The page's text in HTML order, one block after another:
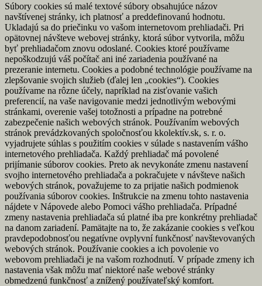
Súbory cookies sú malé textové súbory obsahujúce názov
navštívenej stránky, ich platnosť a preddefinovanú hodnotu.
Ukladajú sa do priečinku vo vašom internetovom prehliadači. Pri
opätovnej návšteve webovej stránky, ktorá súbor vytvorila, môžu
byť prehliadačom znovu odoslané. Cookies ktoré používame
nepoškodzujú váš počítač ani iné zariadenia používané na
prezeranie internetu. Cookies a podobné technológie používame na
zlepšovanie svojich služieb (ďalej len „cookies“). Cookies
používame na rôzne účely, napríklad na zisťovanie vašich
preferencií, na vaše navigovanie medzi jednotlivým webovými
stránkami, overenie vašej totožnosti a prípadne na potrebné
zabezpečenie našich webových stránok. Používaním webových
stránok prevádzkovaných spoločnosťou kkolektív.sk, s. r. o.
vyjadrujete súhlas s použitím cookies v súlade s nastavením vášho
internetového prehliadača. Každý prehliadač má povolené
prijímanie súborov cookies. Preto ak nevykonáte zmenu nastavení
svojho internetového prehliadača a pokračujete v návšteve našich
webových stránok, považujeme to za prijatie našich podmienok
používania súborov cookies. Inštrukcie na zmenu tohto nastavenia
nájdete v Nápovede alebo Pomoci vášho prehliadača. Prípadné
zmeny nastavenia prehliadača sú platné iba pre konkrétny prehliadač
na danom zariadení. Pamätajte na to, že zakázanie cookies s veľkou
pravdepodobnosťou negatívne ovplyvní funkčnosť navštevovaných
webových stránok. Používanie cookies a ich povolenie vo
webovom prehliadači je na vašom rozhodnutí. V prípade zmeny ich
nastavenia však môžu mať niektoré naše webové stránky
obmedzenú funkčnosť a znížený používateľský komfort.